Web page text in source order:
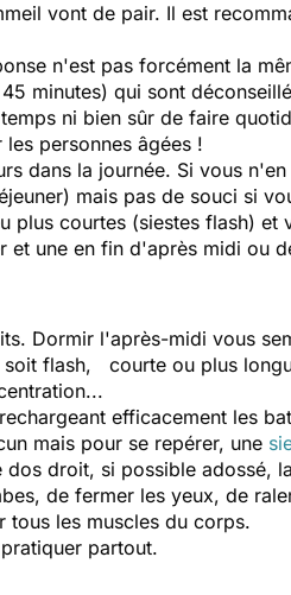
vont de pair. Il est
n'est pas forcément la
minutes) qui sont
ni bien sûr de faire
personnes âgées !
dans la journée. Si vous
mais pas de souci si
plus courtes (siestes flash) et
et une en fin d'après midi ou
Dormir l'après-midi vous
flash, courte ou plus
efficacement les
mais pour se repérer, une
droit, si possible adossé,
de fermer les yeux, de
tous les muscles du corps.
partout.